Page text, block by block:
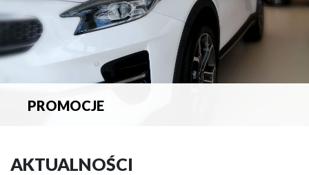
PROMOCJE
AKTUALNOŚCI